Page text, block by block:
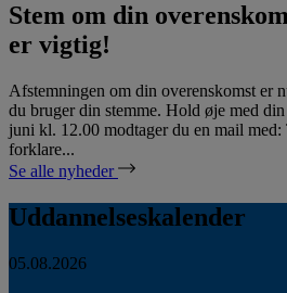
Stem om din
er vigtig!
Afstemningen om din overenskomst er
du bruger din stemme. Hold øje med
juni kl. 12.00 modtager du en mail
forklare...
Se alle nyheder
Uddannelseskalender
05.08.2026